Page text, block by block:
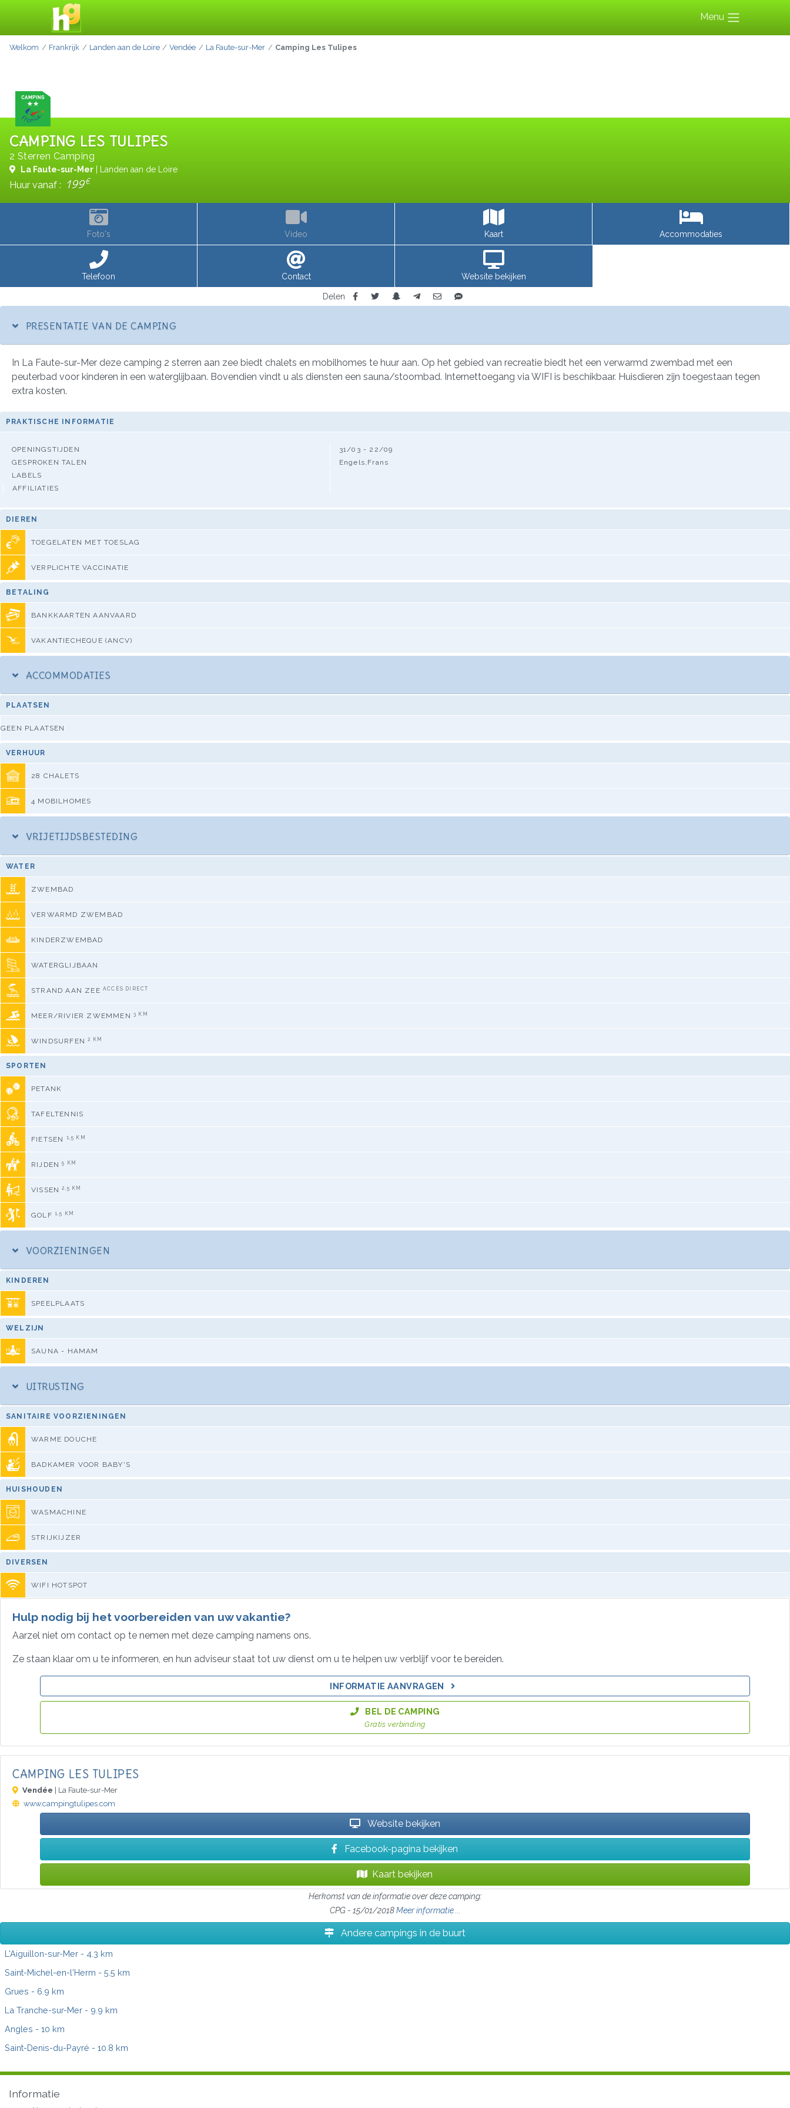
Menu
Welkom Frankrijk Landen aan de Loire Vendée La Faute-sur-Mer Camping Les Tulipes
CAMPING LES TULIPES
2 Sterren Camping
La Faute-sur-Mer | Landen aan de Loire
Huur vanaf : 199€
Foto's Video Kaart Accommodaties
Telefoon Contact Website bekijken
Delen
PRESENTATIE VAN DE CAMPING
In La Faute-sur-Mer deze camping 2 sterren aan zee biedt chalets en mobilhomes te huur aan. Op het gebied van recreatie biedt het een verwarmd zwembad met een
peuterbad voor kinderen in een waterglijbaan. Bovendien vindt u als diensten een sauna/stoombad. Internettoegang via WIFI is beschikbaar. Huisdieren zijn toegestaan tegen
extra kosten.
PRAKTISCHE INFORMATIE
OPENINGSTIJDEN
31/03 - 22/09
GESPROKEN TALEN
Engels,Frans
LABELS
AFFILIATIES
DIEREN
TOEGELATEN MET TOESLAG
VERPLICHTE VACCINATIE
BETALING
BANKKAARTEN AANVAARD
VAKANTIECHEQUE (ANCV)
ACCOMMODATIES
PLAATSEN
GEEN PLAATSEN
VERHUUR
28 CHALETS
4 MOBILHOMES
VRIJETIJDSBESTEDING
WATER
ZWEMBAD
VERWARMD ZWEMBAD
KINDERZWEMBAD
WATERGLIJBAAN
STRAND AAN ZEE ACCÈS DIRECT
MEER/RIVIER ZWEMMEN 3 KM
WINDSURFEN2 KM
SPORTEN
PETANK
TAFELTENNIS
FIETSEN 1,5 KM
RIJDEN5 KM
VISSEN2,5 KM
GOLF 1,5 KM
VOORZIENINGEN
KINDEREN
SPEELPLAATS
WELZIJN
SAUNA - HAMAM
UITRUSTING
SANITAIRE VOORZIENINGEN
WARME DOUCHE
BADKAMER VOOR BABY'S
HUISHOUDEN
WASMACHINE
STRIJKIJZER
DIVERSEN
WIFI HOTSPOT
Hulp nodig bij het voorbereiden van uw vakantie?
Aarzel niet om contact op te nemen met deze camping namens ons.
Ze staan klaar om u te informeren, en hun adviseur staat tot uw dienst om u te helpen uw verblijf voor te bereiden.
INFORMATIE AANVRAGEN
BEL DE CAMPING
Gratis verbinding
CAMPING LES TULIPES
Vendée | La Faute-sur-Mer
www.campingtulipes.com
Website bekijken
Facebook-pagina bekijken
Kaart bekijken
Herkomst van de informatie over deze camping:
CPG - 15/01/2018Meer informatie ...
Andere campings in de buurt
L'Aiguillon-sur-Mer - 4.3 km
Saint-Michel-en-l'Herm - 5.5 km
Grues - 6.9 km
La Tranche-sur-Mer - 9.9 km
Angles - 10 km
Saint-Denis-du-Payré - 10.8 km
Informatie